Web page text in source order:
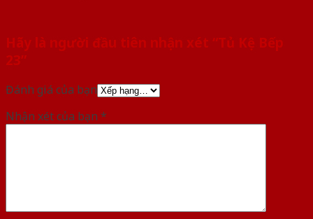
Hãy là người đầu tiên nhận xét “Tủ Kệ Bếp
23”
Đánh giá của bạn
Nhận xét của bạn *